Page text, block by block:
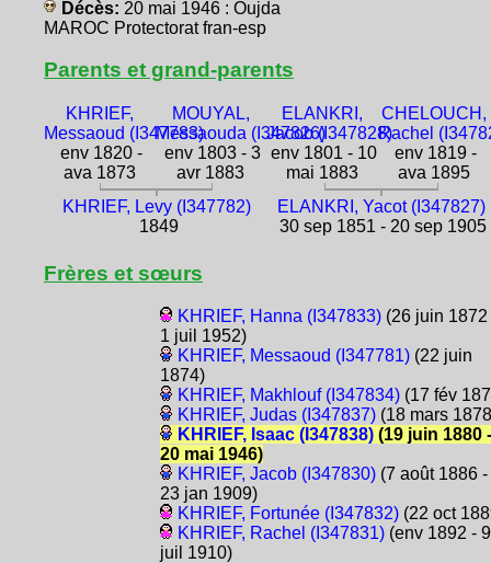
Décès: 20 mai 1946 : Oujda
MAROC Protectorat fran-esp
Parents et grand-parents
KHRIEF,
Messaoud (I347783)
env 1820 -
ava 1873
MOUYAL,
Messaouda (I347826)
env 1803 - 3
avr 1883
ELANKRI,
Jacob (I347828)
env 1801 - 10
mai 1883
CHELOUCH,
Rachel
env 1819 -
ava 1895
KHRIEF, Levy (I347782)
1849
ELANKRI, Yacot (I347827)
30 sep 1851 - 20 sep 1905
Frères et sœurs
KHRIEF, Hanna (I347833)(26 juin 1872
1 juil 1952)
KHRIEF, Messaoud (I347781)(22 juin
1874)
KHRIEF, Makhlouf (I347834)(17 fév
KHRIEF, Judas (I347837)(18 mars
KHRIEF, Isaac (I347838)(19 juin 1880 -
20 mai 1946)
KHRIEF, Jacob (I347830)(7 août 1886 -
23 jan 1909)
KHRIEF, Fortunée (I347832)(22 oct
KHRIEF, Rachel (I347831)(env 1892 - 9
juil 1910)